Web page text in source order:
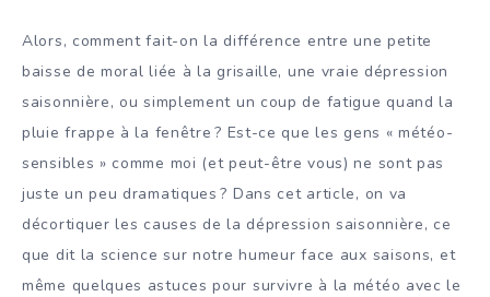
Alors, comment fait-on la différence entre une petite
baisse de moral liée à la grisaille, une vraie dépression
saisonnière, ou simplement un coup de fatigue quand la
pluie frappe à la fenêtre ? Est-ce que les gens « météo-
sensibles » comme moi (et peut-être vous) ne sont pas
juste un peu dramatiques ? Dans cet article, on va
décortiquer les causes de la dépression saisonnière, ce
que dit la science sur notre humeur face aux saisons, et
même quelques astuces pour survivre à la météo avec le